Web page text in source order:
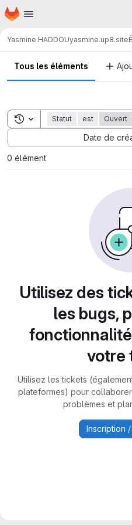
Passer au contenu principal
Page d'accueil
Yasmine HADDOUyasmine.up8.site
Tous les éléments
Toggle search history
Statut est Ouvert
Date de
Sort by:
0 élément
Utilisez des
les bugs,
votre
Utilisez les tickets
plateformes) pour
problèmes et
Inscription